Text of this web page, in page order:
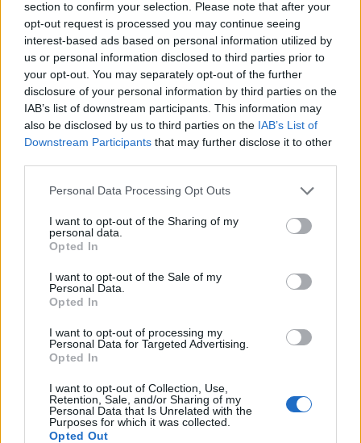
section to confirm your selection. Please note that after your
opt-out request is processed you may continue seeing
interest-based ads based on personal information utilized by
us or personal information disclosed to third parties prior to
your opt-out. You may separately opt-out of the further
disclosure of your personal information by third parties on the
IAB’s list of downstream participants. This information may
also be disclosed by us to third parties on the IAB’s List of
Downstream Participants that may further disclose it to other
Personal Data Processing Opt Outs
I want to opt-out of the Sharing of my
personal data.
Opted In
I want to opt-out of the Sale of my
Personal Data.
Opted In
I want to opt-out of processing my
Personal Data for Targeted Advertising.
Opted In
I want to opt-out of Collection, Use,
Retention, Sale, and/or Sharing of my
Personal Data that Is Unrelated with the
Purposes for which it was collected.
Opted Out
Θέλετε μνήμη «ξυράφι»; Αυτά τα φρούτα πρέπει
να τρώτε